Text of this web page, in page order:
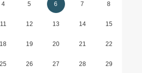
4 5 6 7 8
11 12 13 14 15
18 19 20 21 22
25 26 27 28 29